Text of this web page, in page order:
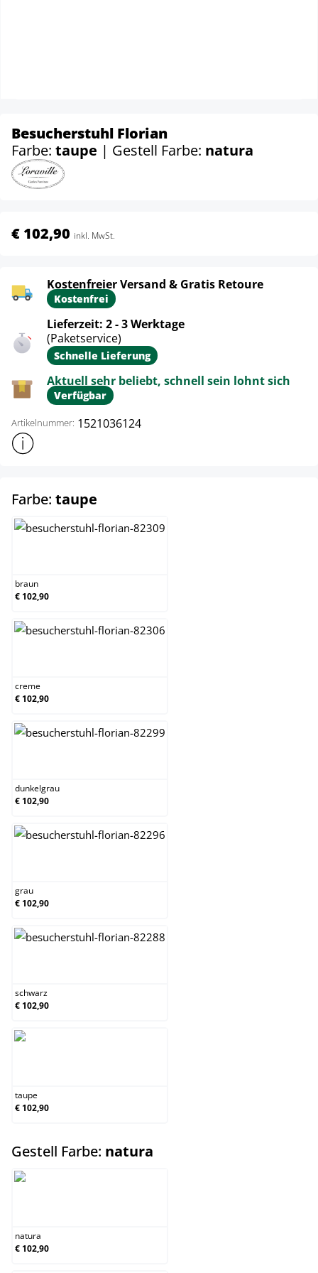
Besucherstuhl Florian
Farbe: taupe | Gestell Farbe: natura
€ 102,90 inkl. MwSt.
Kostenfreier Versand & Gratis Retoure
Kostenfrei
Lieferzeit: 2 - 3 Werktage
(Paketservice)
Schnelle Lieferung
Aktuell sehr beliebt, schnell sein lohnt sich
Verfügbar
Artikelnummer: 1521036124
Weitere Produktinformationen anzeigen
Farbe: taupe
braun
€ 102,90
creme
€ 102,90
dunkelgrau
€ 102,90
grau
€ 102,90
schwarz
€ 102,90
taupe
€ 102,90
Gestell Farbe: natura
natura
€ 102,90